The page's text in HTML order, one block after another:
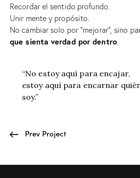
Recordar el sentido profundo.
Unir mente y propósito.
No cambiar solo por “mejorar”, sino
que sienta verdad por dentro.
“No estoy aquí para encajar,
estoy aquí para encarnar
soy.”
Prev Project